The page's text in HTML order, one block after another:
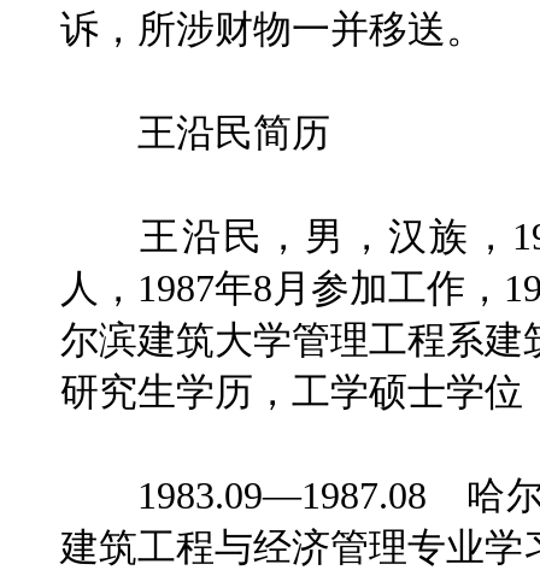
诉，所涉财物一并移送。
王沿民简历
王沿民，男，汉族，
人，1987年8月参加工作，
尔滨建筑大学管理工程系
研究生学历，工学硕士学位
1983.09—1987.08 哈尔
建筑工程与经济管理专业学